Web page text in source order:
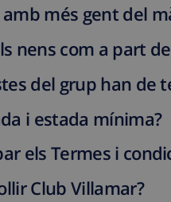
més gent del
nens com a part
del grup han de
i estada mínima?
els Termes i
Club Villamar?